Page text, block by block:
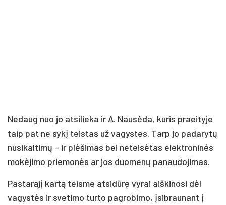
Nedaug nuo jo atsilieka ir A. Nausėda, kuris praeityje
taip pat ne sykį teistas už vagystes. Tarp jo padarytų
nusikaltimų – ir plėšimas bei neteisėtas elektroninės
mokėjimo priemonės ar jos duomenų panaudojimas.
Pastarąjį kartą teisme atsidūrę vyrai aiškinosi dėl
vagystės ir svetimo turto pagrobimo, įsibraunant į